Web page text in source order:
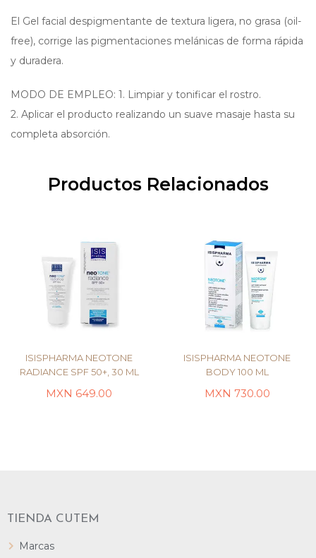
El Gel facial despigmentante de textura ligera, no grasa (oil-
free), corrige las pigmentaciones melánicas de forma rápida
y duradera.
MODO DE EMPLEO: 1. Limpiar y tonificar el rostro.
2. Aplicar el producto realizando un suave masaje hasta su
completa absorción.
Productos Relacionados
ISISPHARMA NEOTONE
BODY 100 ML
730.00
ISISPHARMA NEOTONE
RADIANCE SPF 50+, 30 ML
649.00
TIENDA CUTEM
Marcas